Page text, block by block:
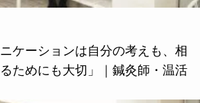
ケーションは自分の考えも、相
ためにも大切」｜鍼灸師・温活